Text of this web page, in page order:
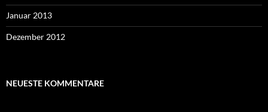
Januar 2013
Dezember 2012
NEUESTE KOMMENTARE